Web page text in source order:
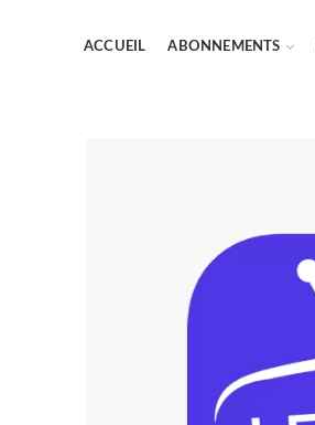
ACCUEIL ABONNEMENTS